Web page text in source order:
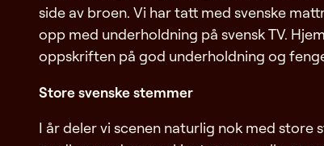
side av broen. Vi har tatt med svenske
opp med underholdning på svensk TV.
oppskriften på god underholdning og
Store svenske stemmer
I år deler vi scenen naturlig nok med store